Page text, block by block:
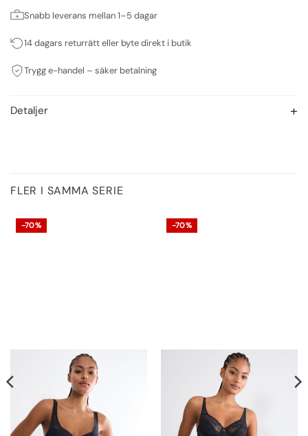
Snabb leverans mellan 1–5 dagar
14 dagars returrätt eller byte direkt i butik
Trygg e-handel – säker betalning
Detaljer
FLER I SAMMA SERIE
-70% -70%